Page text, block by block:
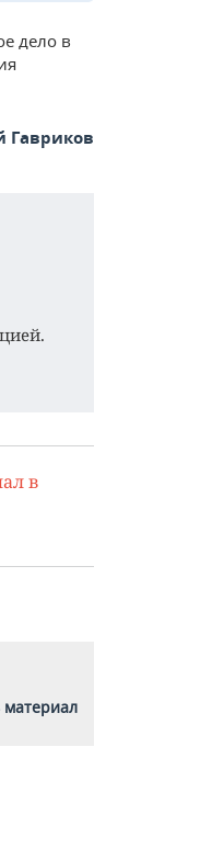
дело в
Гавриков
в
материал